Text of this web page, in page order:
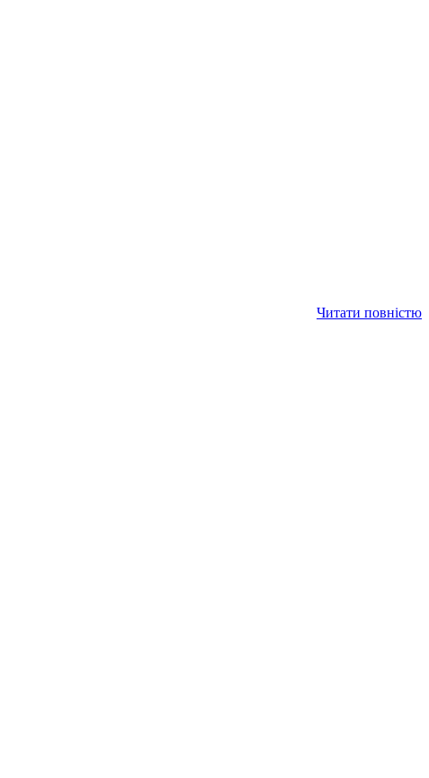
Читати повністю